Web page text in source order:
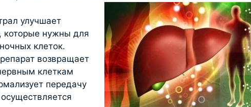
улучшает
которые нужны для
клеток.
возвращает
клеткам
передачу